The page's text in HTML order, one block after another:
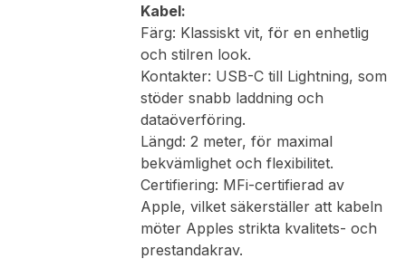
Kabel:
Färg: Klassiskt vit, för en enhetlig
och stilren look.
Kontakter: USB-C till Lightning, som
stöder snabb laddning och
dataöverföring.
Längd: 2 meter, för maximal
bekvämlighet och flexibilitet.
Certifiering: MFi-certifierad av
Apple, vilket säkerställer att kabeln
möter Apples strikta kvalitets- och
prestandakrav.